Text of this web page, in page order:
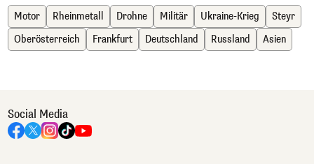
Motor Rheinmetall Drohne Militär Ukraine-Krieg
Steyr
Oberösterreich
Frankfurt Deutschland Russland Asien
Social Media